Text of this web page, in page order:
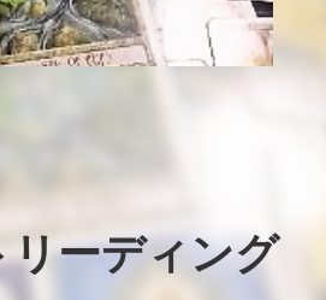
リーディング